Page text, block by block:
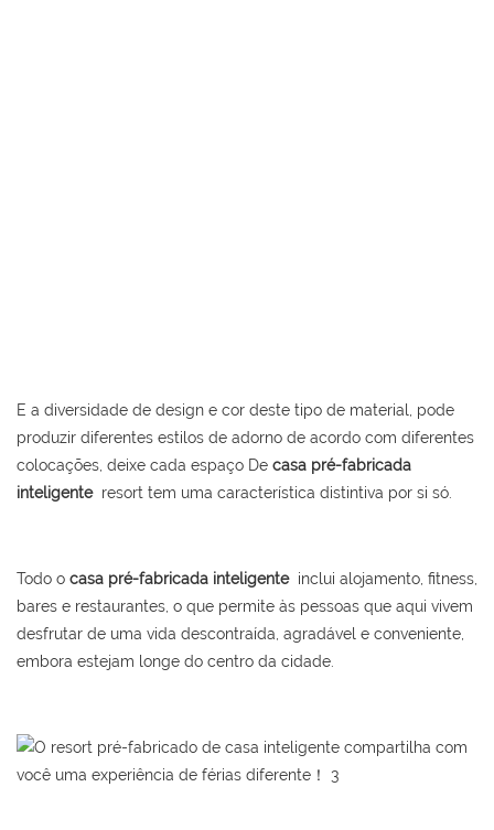
E a diversidade de design e cor deste tipo de material, pode
produzir diferentes estilos de adorno de acordo com diferentes
colocações, deixe cada espaço De casa pré-fabricada
inteligente resort tem uma característica distintiva por si só.
Todo o casa pré-fabricada inteligente inclui alojamento, fitness,
bares e restaurantes, o que permite às pessoas que aqui vivem
desfrutar de uma vida descontraída, agradável e conveniente,
embora estejam longe do centro da cidade.